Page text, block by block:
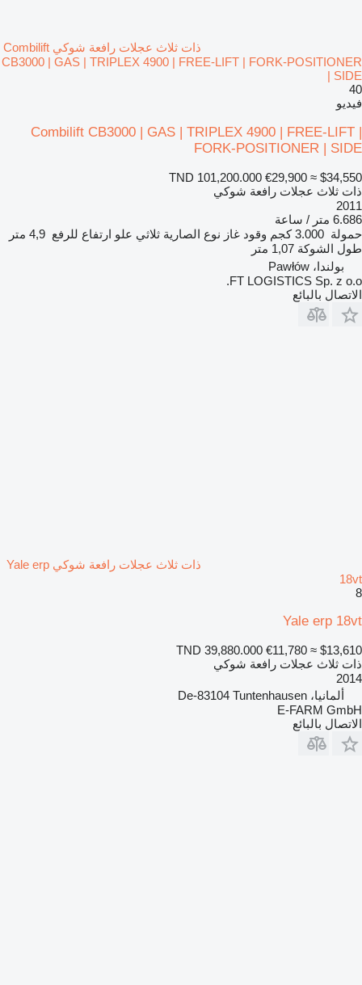
ذات ثلاث عجلات رافعة شوكي Combilift
CB3000 | GAS | TRIPLEX 4900 | FREE-LIFT | FORK-POSITIONER
| SIDE
40
فيديو
Combilift CB3000 | GAS | TRIPLEX 4900 | FREE-LIFT |
FORK-POSITIONER | SIDE
TND 101,200.000 €29,900 ≈ $34,550
ذات ثلاث عجلات رافعة شوكي
2011
6.686 متر / ساعة
حمولة 3.000 كجم وقود غاز نوع الصارية ثلاثي علو ارتفاع للرفع 4,9 متر
طول الشوكة 1,07 متر
بولندا، Pawłów
FT LOGISTICS Sp. z o.o.
الاتصال بالبائع
ذات ثلاث عجلات رافعة شوكي Yale erp
18vt
8
Yale erp 18vt
TND 39,880.000 €11,780 ≈ $13,610
ذات ثلاث عجلات رافعة شوكي
2014
ألمانيا، De-83104 Tuntenhausen
E-FARM GmbH
الاتصال بالبائع